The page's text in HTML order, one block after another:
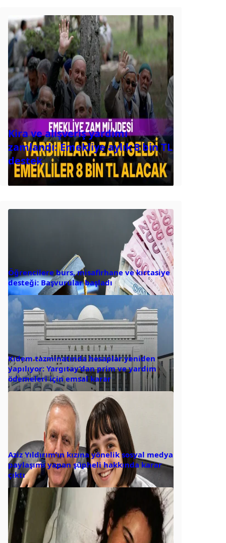
Kira ve alışveriş yardımı
zamlandı: Emekliye aylık 8 bin TL
destek
Öğrencilere burs, misafirhane ve kırtasiye
desteği: Başvurular başladı
Kıdem tazminatında hesaplar yeniden
yapılıyor: Yargıtay’dan prim ve yardım
ödemeleri için emsal karar
Aziz Yıldırım’ın kızına yönelik sosyal medya
paylaşımı yapan şüpheli hakkında karar
çıktı